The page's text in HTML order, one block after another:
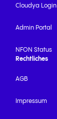
Cloudya Login
Admin Portal
NFON Status
Rechtliches
AGB
Impressum